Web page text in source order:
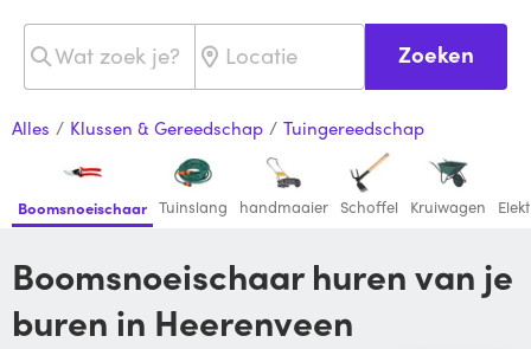
Zoeken
Alles / Klussen & Gereedschap / Tuingereedschap
Boomsnoeischaar Tuinslang handmaaier Schoffel Kruiwagen
Boomsnoeischaar huren van je
buren in Heerenveen